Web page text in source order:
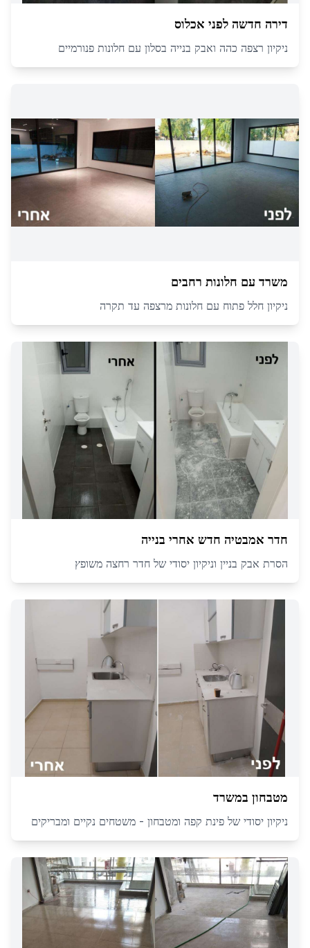
דירה חדשה לפני אכלוס
ניקיון רצפה כהה ואבק בנייה בסלון עם חלונות פנורמיים
משרד עם חלונות רחבים
ניקיון חלל פתוח עם חלונות מרצפה עד תקרה
חדר אמבטיה חדש אחרי בנייה
הסרת אבק בניין וניקיון יסודי של חדר רחצה משופץ
מטבחון במשרד
ניקיון יסודי של פינת קפה ומטבחון - משטחים נקיים ומבריקים